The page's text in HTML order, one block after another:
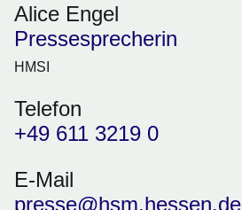
Alice Engel
Pressesprecherin
HMSI
Telefon
+49 611 3219 0
E-Mail
presse@hsm.hessen.de